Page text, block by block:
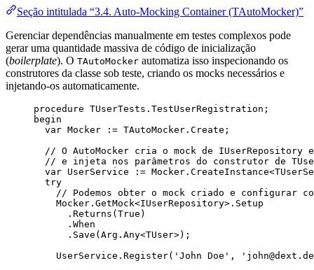
Seção intitulada “3.4. Auto-Mocking Container (TAutoMocker)”
Gerenciar dependências manualmente em testes complexos pode
gerar uma quantidade massiva de código de inicialização
(boilerplate). O TAutoMocker automatiza isso inspecionando os
construtores da classe sob teste, criando os mocks necessários e
injetando-os automaticamente.
procedure TUserTests.TestUserRegistration ;
begin
var Mocker := TAutoMocker.Create;
// O AutoMocker cria o mock de IUserRepository
// e injeta nos parâmetros do construtor de
var UserService :=
try
// Podemos obter o mock criado e configurar
Mocker.GetMock<IUserRepository>.Setup
.Returns(True )
.When
.Save(Arg.Any<TUser>);
UserService. Register( ' John Doe ' , '